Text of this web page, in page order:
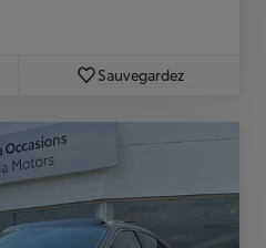
Sauvegardez